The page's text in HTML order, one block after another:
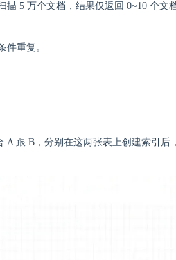
描 5 万个文档，结果仅返回 0~10 个文
件重复。
A 跟 B，分别在这两张表上创建索引后